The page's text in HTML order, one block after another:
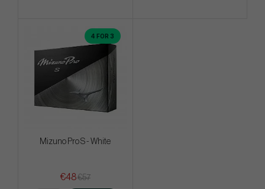
4 FOR 3
Mizuno Pro S - White
€48€57